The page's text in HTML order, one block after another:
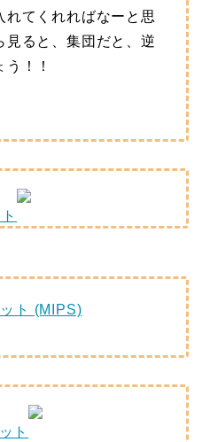
れてくれればなーと思
見ると、集団だと、逆
！！
ト (MIPS)
ト